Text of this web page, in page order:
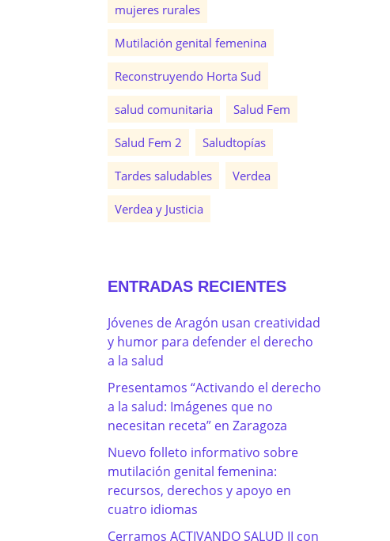
mujeres rurales
Mutilación genital femenina
Reconstruyendo Horta Sud
salud comunitaria Salud Fem
Salud Fem 2 Saludtopías
Tardes saludables Verdea
Verdea y Justicia
ENTRADAS RECIENTES
Jóvenes de Aragón usan creatividad
y humor para defender el derecho
a la salud
Presentamos “Activando el derecho
a la salud: Imágenes que no
necesitan receta” en Zaragoza
Nuevo folleto informativo sobre
mutilación genital femenina:
recursos, derechos y apoyo en
cuatro idiomas
Cerramos ACTIVANDO SALUD II con